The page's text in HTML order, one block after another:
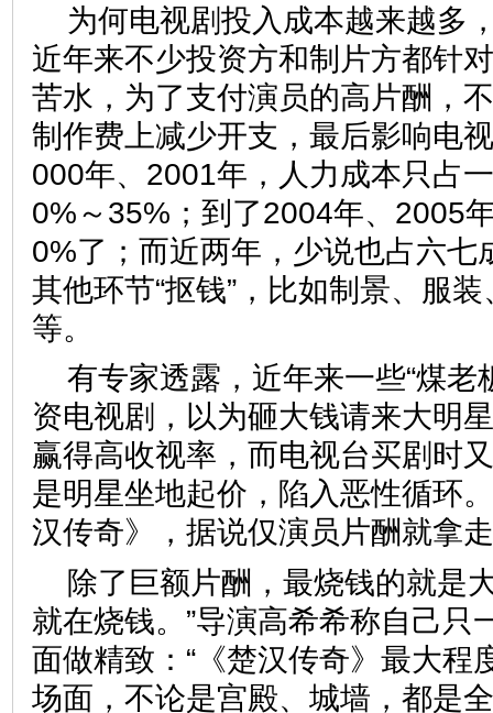
为何电视剧投入成本越来越多
近年来不少投资方和制片方都针
苦水，为了支付演员的高片酬，
制作费上减少开支，最后影响电
000年、2001年，人力成本只占
0%～35%；到了2004年、2005
0%了；而近两年，少说也占六七
其他环节“抠钱”，比如制景、服
等。
有专家透露，近年来一些“煤老
资电视剧，以为砸大钱请来大明
赢得高收视率，而电视台买剧时
是明星坐地起价，陷入恶性循环
汉传奇》，据说仅演员片酬就
除了巨额片酬，最烧钱的就是
就在烧钱。”导演高希希称自己只
面做精致：“《楚汉传奇》最大程
场面，不论是宫殿、城墙，都是